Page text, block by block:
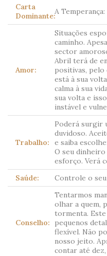
Carta
Dominante:A
Amor:
Situações
caminho.
sector
Abril terá de
positivas, pelo
está à sua
calma à sua
sua volta e
instável e
Trabalho:
Poderá surgir
duvidoso.
e saiba
O seu
esforço. Verá
Saúde:
Controle o
Conselho:
Tentarmos
olhar a quem,
tormenta.
pequenos
flexível. Não
nosso jeito.
contar até